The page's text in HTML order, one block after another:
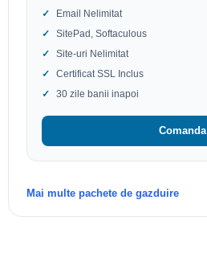
Email Nelimitat
SitePad, Softaculous
Site-uri Nelimitat
Certificat SSL Inclus
30 zile banii inapoi
Comanda
Mai multe pachete de gazduire